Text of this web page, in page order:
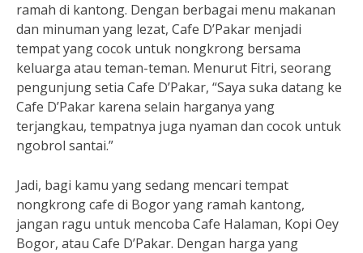
ramah di kantong. Dengan berbagai menu makanan
dan minuman yang lezat, Cafe D’Pakar menjadi
tempat yang cocok untuk nongkrong bersama
keluarga atau teman-teman. Menurut Fitri, seorang
pengunjung setia Cafe D’Pakar, “Saya suka datang ke
Cafe D’Pakar karena selain harganya yang
terjangkau, tempatnya juga nyaman dan cocok untuk
ngobrol santai.”
Jadi, bagi kamu yang sedang mencari tempat
nongkrong cafe di Bogor yang ramah kantong,
jangan ragu untuk mencoba Cafe Halaman, Kopi Oey
Bogor, atau Cafe D’Pakar. Dengan harga yang